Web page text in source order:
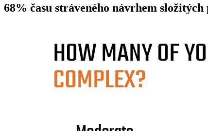
68% času stráveného návrhem